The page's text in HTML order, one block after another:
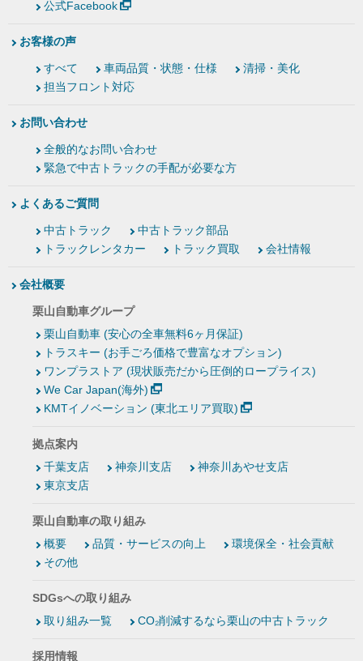
公式Facebook
お客様の声
すべて 車両品質・状態・仕様
清掃・美化
担当フロント対応
お問い合わせ
全般的なお問い合わせ
緊急で中古トラックの手配が必要な方
よくあるご質問
中古トラック
中古トラック部品
トラックレンタカー
トラック買取 会社情報
会社概要
栗山自動車グループ
栗山自動車 (安心の全車無料6ヶ月保証)
トラスキー (お手ごろ価格で豊富なオプション)
ワンプラストア (現状販売だから圧倒的ロープライス)
We Car Japan(海外)
KMTイノベーション (東北エリア買取)
拠点案内
千葉支店
神奈川支店
神奈川あやせ支店
東京支店
栗山自動車の取り組み
概要
品質・サービスの向上
環境保全・社会貢献
その他
SDGsへの取り組み
取り組み一覧
CO₂削減するなら栗山の中古トラック
採用情報